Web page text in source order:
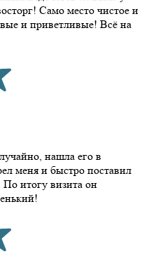
Само место чистое и
и приветливые! Всё на
нашла его в
меня и быстро поставил
По итогу визита он